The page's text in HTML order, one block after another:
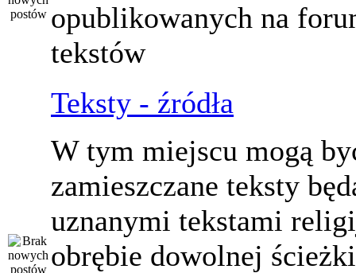
opublikowanych na
tekstów
Teksty - źródła
W tym miejscu mogą
zamieszczane teksty
uznanymi tekstami
obrębie dowolnej ścieżki